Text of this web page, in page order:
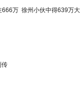
666万 徐州小伙中得639万
传